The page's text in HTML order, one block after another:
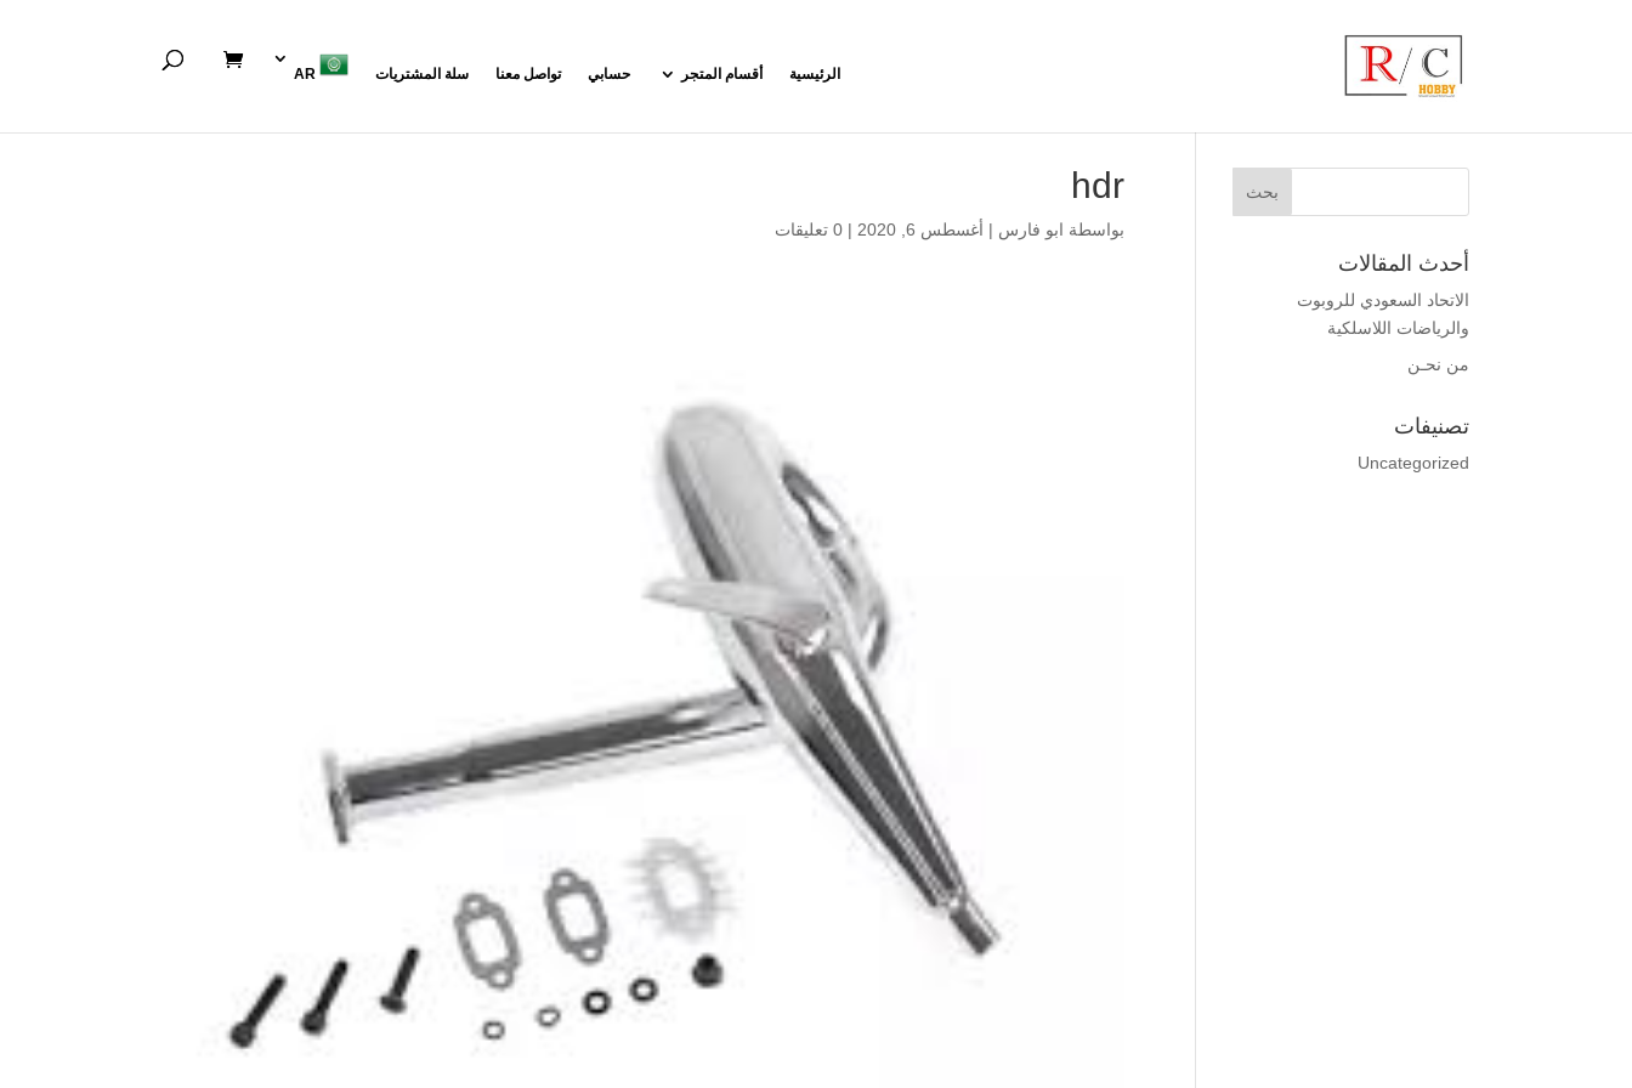
الرئيسية أقسام المتجر حسابي تواصل معنا سلة المشتريات AR
hdr
بواسطة ابو فارس | أغسطس 6, 2020 | 0 تعليقات
أحدث المقالات
الاتحاد السعودي للروبوت
والرياضات اللاسلكية
من نحـن
تصنيفات
Uncategorized